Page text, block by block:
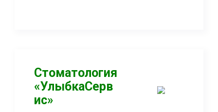
Стоматология
«УлыбкаСерв
ис»